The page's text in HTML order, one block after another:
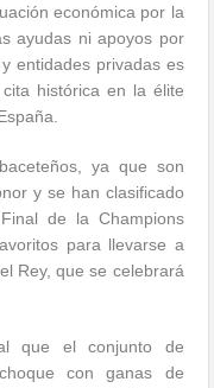
económica por la
ayudas ni apoyos por
entidades privadas es
histórica en la élite
ya que son
y se han clasificado
de la Champions
para llevarse a
Rey, que se celebrará
que el conjunto de
con ganas de